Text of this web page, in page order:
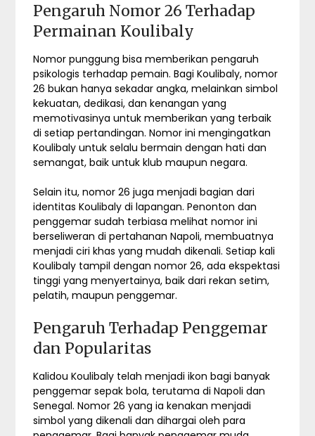
Pengaruh Nomor 26 Terhadap
Permainan Koulibaly
Nomor punggung bisa memberikan pengaruh
psikologis terhadap pemain. Bagi Koulibaly, nomor
26 bukan hanya sekadar angka, melainkan simbol
kekuatan, dedikasi, dan kenangan yang
memotivasinya untuk memberikan yang terbaik
di setiap pertandingan. Nomor ini mengingatkan
Koulibaly untuk selalu bermain dengan hati dan
semangat, baik untuk klub maupun negara.
Selain itu, nomor 26 juga menjadi bagian dari
identitas Koulibaly di lapangan. Penonton dan
penggemar sudah terbiasa melihat nomor ini
berseliweran di pertahanan Napoli, membuatnya
menjadi ciri khas yang mudah dikenali. Setiap kali
Koulibaly tampil dengan nomor 26, ada ekspektasi
tinggi yang menyertainya, baik dari rekan setim,
pelatih, maupun penggemar.
Pengaruh Terhadap Penggemar
dan Popularitas
Kalidou Koulibaly telah menjadi ikon bagi banyak
penggemar sepak bola, terutama di Napoli dan
Senegal. Nomor 26 yang ia kenakan menjadi
simbol yang dikenali dan dihargai oleh para